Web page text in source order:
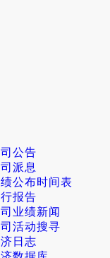
公告
派息
公布时间表
报告
业绩新闻
活动搜寻
日志